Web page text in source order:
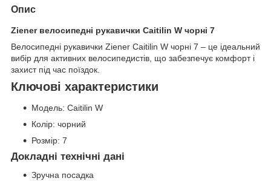
Опис
Ziener велосипедні рукавички Caitilin W чорні 7
Велосипедні рукавички Ziener Caitilin W чорні 7 – це ідеальний
вибір для активних велосипедистів, що забезпечує комфорт і
захист під час поїздок.
Ключові характеристики
Модель: Caitilin W
Колір: чорний
Розмір: 7
Докладні технічні дані
Зручна посадка